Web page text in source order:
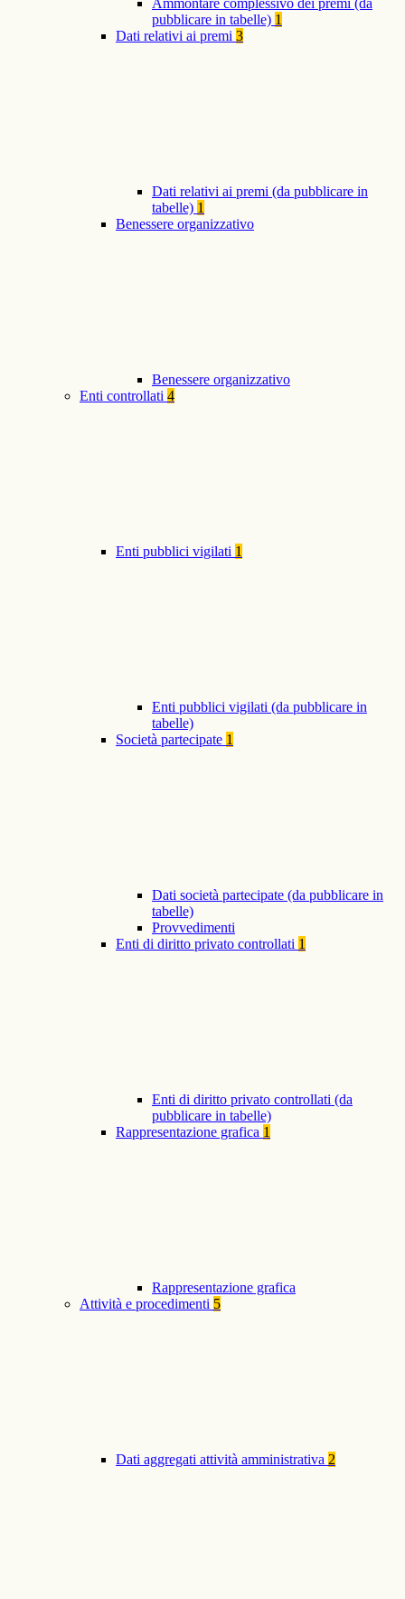
Ammontare complessivo dei premi (da
pubblicare in tabelle) 1
Dati relativi ai premi 3
Dati relativi ai premi (da pubblicare in
tabelle) 1
Benessere organizzativo
Benessere organizzativo
Enti controllati 4
Enti pubblici vigilati 1
Enti pubblici vigilati (da pubblicare in
tabelle)
Società partecipate 1
Dati società partecipate (da pubblicare in
tabelle)
Provvedimenti
Enti di diritto privato controllati 1
Enti di diritto privato controllati (da
pubblicare in tabelle)
Rappresentazione grafica 1
Rappresentazione grafica
Attività e procedimenti 5
Dati aggregati attività amministrativa 2